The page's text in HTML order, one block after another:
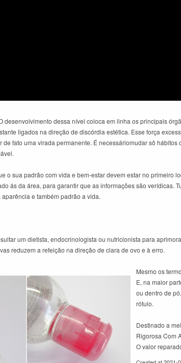
desenvolvimento dessa nível coloca em linha os principais
ligados na direção de discórdia estética. Esse força
de fato uma virada permanente. É necessáriomudar sô
o sua padrão com vida e bem-estar devem estar no primeiro
ás da área, para garantir que as informações são
e também padrão a vida.
um dietista, endocrinologista ou nutricionista para
reduzem a refeição na direção de clara de ovo e à erro.
Mesmo os
E, na maior
ou dentro de
rótulo.
Destinado a
Rigorosa Com
O valor